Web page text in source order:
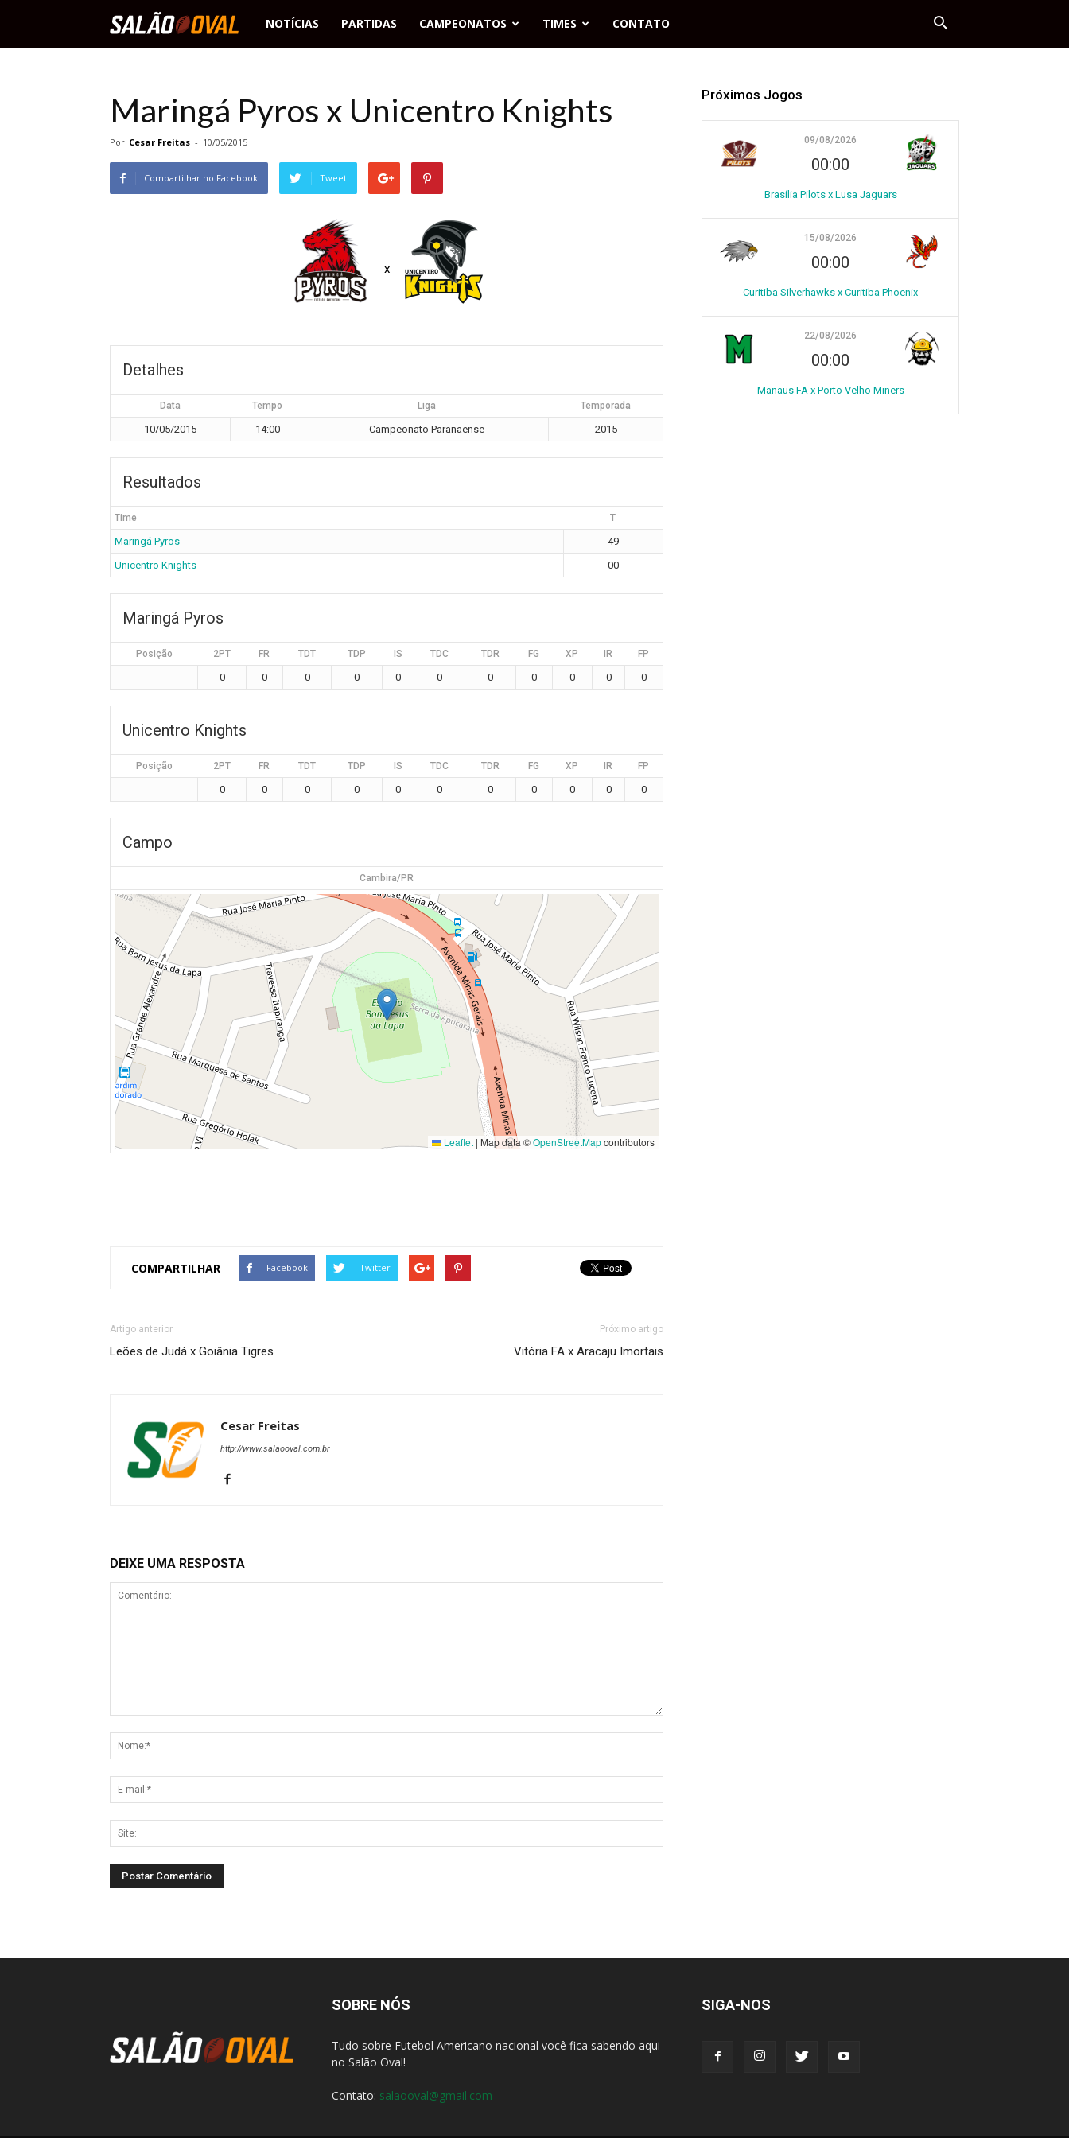
Salão
NOTÍCIAS PARTIDAS CAMPEONATOS TIMES CONTATO
Maringá Pyros x Unicentro Knights
Por Cesar Freitas - 10/05/2015
Compartilhar no Facebook Tweet
x
Detalhes
Data Tempo Liga Temporada
10/05/2015 14:00 Campeonato Paranaense 2015
Resultados
Time T
Maringá Pyros
49
Unicentro Knights
00
Maringá Pyros
Posição 2PT FR TDT TDP IS TDC TDR FG XP IR FP
0 0 0 0 0 0 0 0 0 0 0
Unicentro Knights
Posição 2PT FR TDT TDP IS TDC TDR FG XP IR FP
0 0 0 0 0 0 0 0 0 0 0
Campo
Cambira/PR
Leaflet | Map data ©OpenStreetMapcontributors
COMPARTILHAR Facebook Twitter
Artigo anterior
Leões de Judá x Goiânia Tigres
Próximo artigo
Vitória FA x Aracaju Imortais
Cesar Freitas
http://www.salaooval.com.br
DEIXE UMA RESPOSTA
Próximos Jogos
09/08/2026
00:00
Brasília Pilots x Lusa Jaguars
15/08/2026
00:00
Curitiba Silverhawks x Curitiba Phoenix
22/08/2026
00:00
Manaus FA x Porto Velho Miners
SOBRE NÓS
Tudo sobre Futebol Americano nacional você fica sabendo aqui
no Salão Oval!
Contato: salaooval@gmail.com
SIGA-NOS